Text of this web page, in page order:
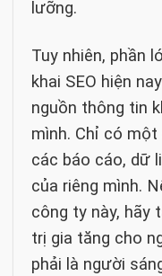
lưỡng.
Tuy nhiên, phần
khai SEO hiện
nguồn thông tin
mình. Chỉ có
các báo cáo, dữ
của riêng mình.
công ty này, hãy
trị gia tăng cho
phải là người